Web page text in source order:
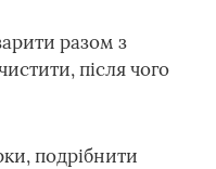
разом з
після чого
подрібнити